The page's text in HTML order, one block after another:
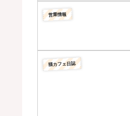
営業情報
猫カフェ日誌